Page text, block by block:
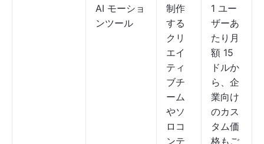
AI モーショ
ンツール
制作
する
クリ
エイ
ティ
ブチ
ーム
やソ
ロコ
ンテ
1 ユー
ザーあ
たり月
額 15
ドルか
ら、企
業向け
のカス
タム価
格もご